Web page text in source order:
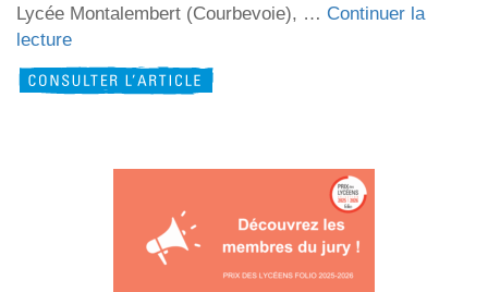
Lycée Montalembert (Courbevoie), … Continuer la
lecturede
« Les
gagnants
photo